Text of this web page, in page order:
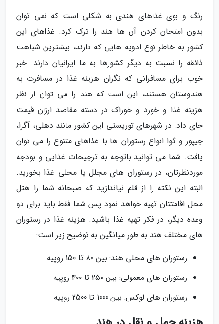
رنگ و بوی غذاهای هندی به شکلی است که نمی توان
بدون امتحان کردن آن ها هند را ترک کرد. غذاهای این
کشور به خاطر نوع ادویه هایی که دارند، بیشترین شباهت
ذائقه را نسبت به دیگر کشورها به ما ایرانیان دارند. خبر
خوب برای مسافرانی که نگران هزینه غذا در مسافرت به
هندوستان هستند، این است که هند را می توان از نظر
هزینه غذا و خورد و خوراک در دسته مقاصد ارزان قیمت
جای داد. در شهرهای توریستی این کشور مانند دهلی، آگرا،
جیپور و گوا انواع رستوران ها با غذاهای متنوع را می توان
یافت. شما می توانید باتوجه به ترجیحات غذایی و بودجه
موردنظرتان، در رستوران های مجلل یا محلی غذا بخورید.
البته این نکته را از قلم نیاندازید که صبحانه شما را هتل
محل اقامتتان تهیه خواهد نمود پس شما فقط باید برای دو
وعده دیگر، در فکر تهیه غذا باشید. هزینه غذا در رستوران
های مختلف هند به طور میانگین به توضیح زیر است:
رستوران های محلی هند: بین 80 تا 150 روپیه
رستوران های معمولی: بین 250 تا 400 روپیه
رستوران های لوکس: بین 1000 تا 2500 روپیه